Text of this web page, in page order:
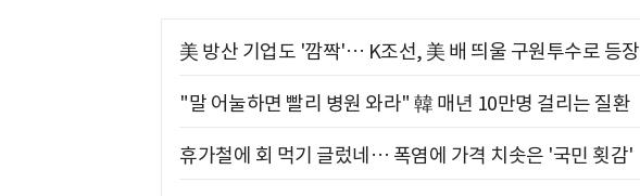
美 방산 기업도 '깜짝'… K조선, 美 배 띄울 구원투수로 등장
"말 어눌하면 빨리 병원 와라" 韓 매년 10만명 걸리는 질환
휴가철에 회 먹기 글렀네… 폭염에 가격 치솟은 '국민 횟감'